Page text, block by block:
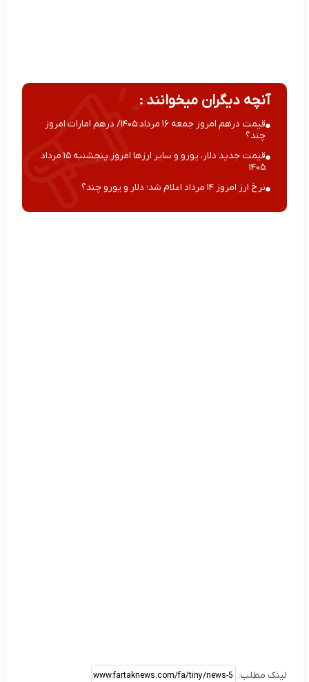
آنچه دیگران میخوانند :
قیمت درهم امروز جمعه ۱۶ مرداد ۱۴۰۵/ درهم امارات امروز
چند؟
قیمت جدید دلار، یورو و سایر ارزها امروز پنجشنبه ۱۵ مرداد
۱۴۰۵
نرخ ارز امروز ۱۴ مرداد اعلام شد؛ دلار و یورو چند؟
لینک مطلب: